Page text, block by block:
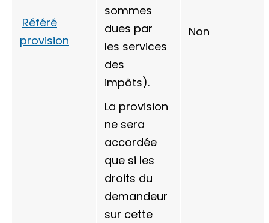
Référé
provision
sommes
dues par
les services
des
impôts).
La provision
ne sera
accordée
que si les
droits du
demandeur
sur cette
Non